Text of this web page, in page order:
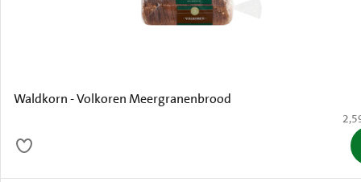
Waldkorn - Volkoren Meergranenbrood
€